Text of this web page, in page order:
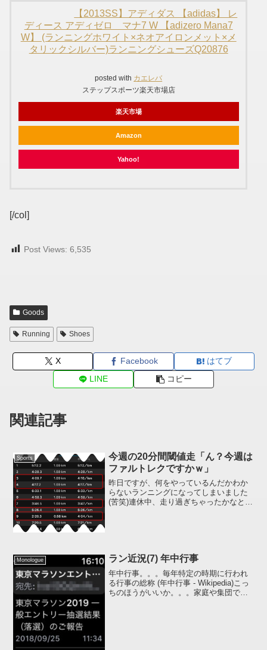
【2013SS】アディダス 【adidas】 レ
ディース アディゼロ マナ7 W 【adizero Mana7
W】 (ランニングホワイト×ネオアイロンメット×メ
タリックシルバー)ランニングシューズQ20876
posted with カエレバ
ステップスポーツ楽天市場店
楽天市場
Amazon
Yahoo!
[/col]
Post Views: 6,535
Goods
Running Shoes
X Facebook
はてブ
LINE
コピー
関連記事
Sports
今週の20分間閾値走「ん？今週は
ファルトレクですかｗ」
昨日ですが、何をやっているんだかわか
らないランニングになってしまいました
(苦笑)連休中、走り過ぎちゃったかなとい
Monologue ラン近況(7) 年中行事
年中行事。。。毎年特定の時期に行われ
る行事の総称 (年中行事 - Wikipedia)こっ
ちのほうがいいか。。。家庭や集団で